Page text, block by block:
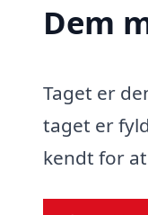
Dem
Taget er
taget er
kendt for